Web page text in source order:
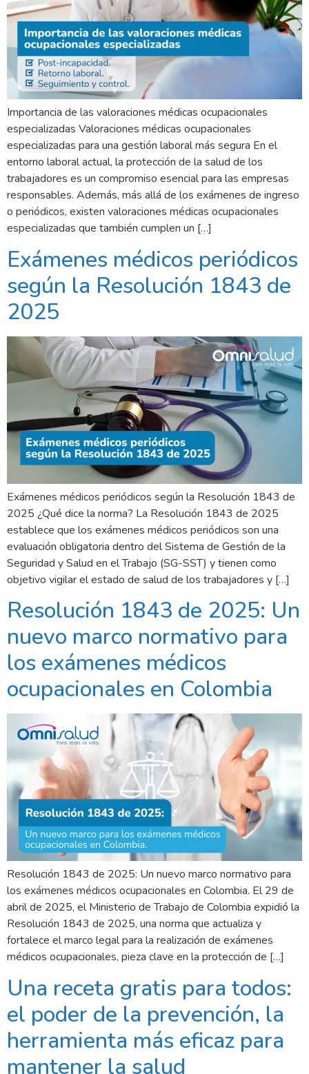
Importancia de las valoraciones médicas ocupacionales
especializadas Valoraciones médicas ocupacionales
especializadas para una gestión laboral más segura En el
entorno laboral actual, la protección de la salud de los
trabajadores es un compromiso esencial para las empresas
responsables. Además, más allá de los exámenes de ingreso
o periódicos, existen valoraciones médicas ocupacionales
especializadas que también cumplen un […]
Exámenes médicos periódicos
según la Resolución 1843 de
2025
Exámenes médicos periódicos según la Resolución 1843 de
2025 ¿Qué dice la norma? La Resolución 1843 de 2025
establece que los exámenes médicos periódicos son una
evaluación obligatoria dentro del Sistema de Gestión de la
Seguridad y Salud en el Trabajo (SG-SST) y tienen como
objetivo vigilar el estado de salud de los trabajadores y […]
Resolución 1843 de 2025: Un
nuevo marco normativo para
los exámenes médicos
ocupacionales en Colombia
Resolución 1843 de 2025: Un nuevo marco normativo para
los exámenes médicos ocupacionales en Colombia. El 29 de
abril de 2025, el Ministerio de Trabajo de Colombia expidió la
Resolución 1843 de 2025, una norma que actualiza y
fortalece el marco legal para la realización de exámenes
médicos ocupacionales, pieza clave en la protección de […]
Una receta gratis para todos:
el poder de la prevención, la
herramienta más eficaz para
mantener la salud